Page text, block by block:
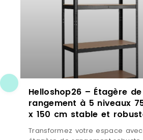
Helloshop26 – Étagère de
rangement à 5 niveaux
x 150 cm stable et
design moderne en métal
20_0012058 –
Transformez votre espace